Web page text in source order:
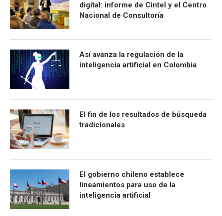
digital: informe de Cintel y el Centro
Nacional de Consultoría
Así avanza la regulación de la
inteligencia artificial en Colombia
El fin de los resultados de búsqueda
tradicionales
El gobierno chileno establece
lineamientos para uso de la
inteligencia artificial